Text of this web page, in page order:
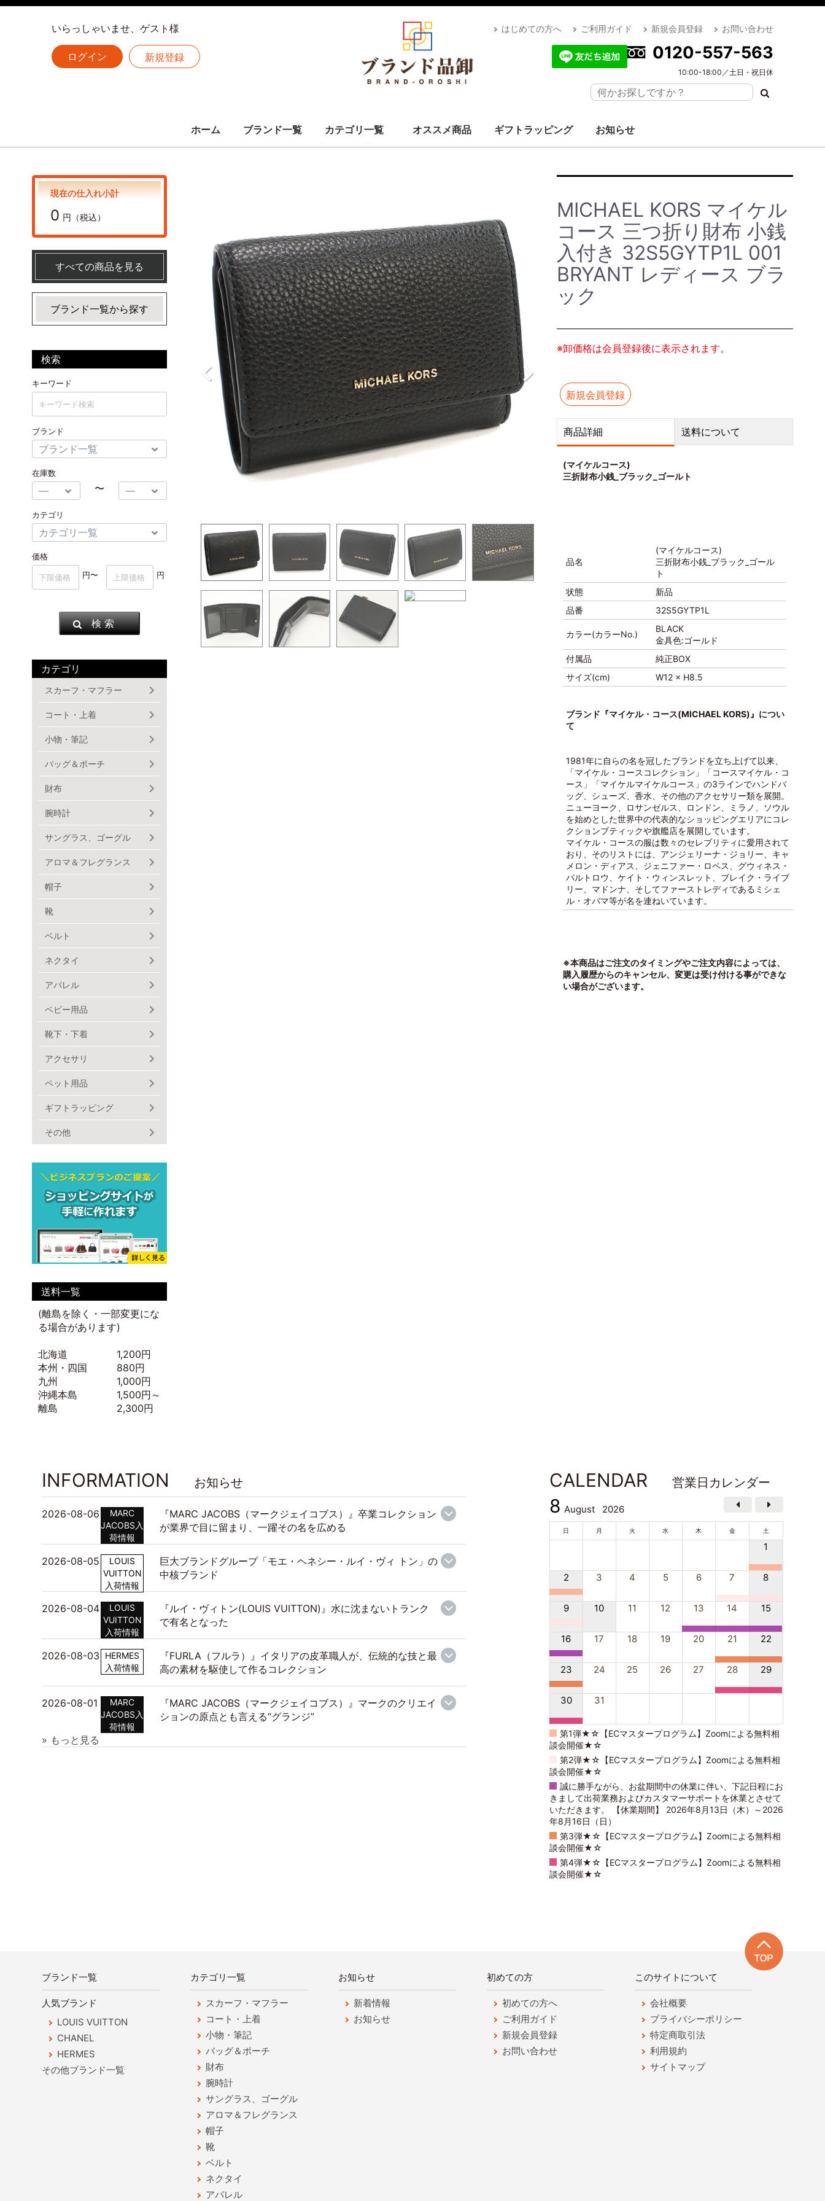
いらっしゃいませ、ゲスト様
ログイン 新規登録
はじめての方へ ご利用ガイド 新規会員登録 お問い合わせ
0120-557-563
10:00-18:00／土日・祝日休
ホーム ブランド一覧 カテゴリ一覧
スカーフ・マフラー
コート・上着
小物・筆記
バッグ＆ポーチ
財布
腕時計
サングラス、ゴーグル
アロマ＆フレグランス
帽子
靴
ベルト
ネクタイ
アパレル
ベビー用品
靴下・下着
アクセサリ
ペット用品
ギフトラッピング
その他
ALEXANDRE DE PARIS
BRIEFING FONDATION LOUIS VUITTON
CANADA GOOSE
UGG
Stefano Corsini
CAPE HORN
ZANELLATO
IL BISONTE
Vivienne Westwood
GIANNI CHIARINI
CARBOTTI
THENORTHFACE
Advisor
Kahler
Arabia
PATOU
Mackage
Satellite
Carhartt
Banyan's Visa Bay
CUTTER&BUCK
MARKET
PHARMACY
MC2 SAINT
GIORGIO ARMANI
STONEISLAND
YUZEFI
J&M DAVIDSON
Vivienne Westwood
14BROS
STAMERRA
SEE BY CHLOE
PENDLETON
OPENING CEREMONY
MSGM
LACOSTE
Kiton
KAPPA GOLF
HYDROGEN
本間ゴルフ
GOLDEN GOOSE
FRED PERRY
EA7
DROLE DE MONSIEUR
CULTI
Conklin
BUNNIES BY THE BAY
BRUNELLO CUCINELLI
Brioni
BROOKLYN HAT
AVentiQuattrore
ARMANI EXCHANGEADIDAS BY STELLA MCCARTNEY
APEDE MOD
VALEXTRA
MM6
MAISON KITSUNE
ISABEL MARANT
Sara Burglar
Zeus+Dione
Alexander McQueen
MaxMara
Maison Margiela
NIKE
ROLEX
AMI PARIS
JIL SANDER
TOD's
OFF-WHITE
Chloé
MARNI
STELLA MCCARTNEY
CELINE
Karl Lagerfeld
MOOSE KNUCKLES
CANADA GOOSE COMME des GARÇONS
BALMAIN
KENZO
TOM FORD
LOEWE
USED
Dr.Martens
GREGORY
TOMMY HILFIGER
CHARLES JOURDAN
MISSONI
VERSACE
LANVAN
Lunaria Cashmere
WOOLRICH
Côte&Ciel
MONTECORE
MONCLER
MARIMEKKO
DIOR
MIUMIU
Ray-Ban
POLICE
LAVENHAM
VALENTINO
IL BISONTE
HUGO BOSS
TATRAS
Le Sport sac
GOYARD
GIVENCHY
FRANKIE MORELLO
BORGIOLI
GHERARDINI
MARC JACOBS
OUTLET
TORY BURCH
DUVETICA
GLENROYAL
BVLGARI
BURBERRY
BERLUTI
BOTTEGA VENETA
BALENCIAGA
RALPH LAUREN
PRIMA CLASSE
PRADA
Paul Smith
MICHAEL KORS
LONGCHAMP
JIMMY CHOO
JACK SPADE
Jacques Britt
GUCCI
FURLA
FERRAGAMO
FENDI
FELISI
DUNHILL
DOLCE&GABBANA D&G
DIESEL
Di Giorgio
COACH
Christian Louboutin
CALVIN KLEIN
BALLY
CADINI
FEILER
BARK
MCM
Saint Laurent
Orobianco
EMPORIO ARMANI
HERMES
CHANEL
LOUIS VUITTON
オススメ商品 ギフトラッピング お知らせ
現在の仕入れ小計
0 円（税込）
すべての商品を見る
ブランド一覧から探す
検索
キーワード
ブランド
在庫数
〜
カテゴリ
価格
円〜
円
検 索
カテゴリ
スカーフ・マフラー
コート・上着
小物・筆記
バッグ＆ポーチ
財布
腕時計
サングラス、ゴーグル
アロマ＆フレグランス
帽子
靴
ベルト
ネクタイ
アパレル
ベビー用品
靴下・下着
アクセサリ
ペット用品
ギフトラッピング
その他
送料一覧
(離島を除く・一部変更にな
る場合があります)
北海道 1,200円
本州・四国 880円
九州 1,000円
沖縄本島 1,500円～
離島 2,300円
MICHAEL KORS マイケル
コース 三つ折り財布 小銭
入付き 32S5GYTP1L 001
BRYANT レディース ブラ
ック
※卸価格は会員登録後に表示されます。
新規会員登録
商品詳細 送料について
(マイケルコース)
三折財布小銭_ブラック_ゴールト
品名
(マイケルコース)
三折財布小銭_ブラック_ゴール
ト
状態
新品
品番
32S5GYTP1L
カラー(カラーNo.)
BLACK
金具色:ゴールド
付属品
純正BOX
サイズ(cm)
W12 × H8.5
ブランド『マイケル・コース(MICHAEL KORS)』につい
て
1981年に自らの名を冠したブランドを立ち上げて以来、
「マイケル・コースコレクション」「コースマイケル・コ
ース」「マイケルマイケルコース」の3ラインでハンドバ
ッグ、シューズ、香水、その他のアクセサリー類を展開。
ニューヨーク、ロサンゼルス、ロンドン、ミラノ、ソウル
を始めとした世界中の代表的なショッピングエリアにコレ
クションブティックや旗艦店を展開しています。
マイケル・コースの服は数々のセレブリティに愛用されて
おり、そのリストには、アンジェリーナ・ジョリー、キャ
メロン・ディアス、ジェニファー・ロペス、グウィネス・
パルトロウ、ケイト・ウィンスレット、ブレイク・ライブ
リー、マドンナ、そしてファーストレディであるミシェ
ル・オバマ等が名を連ねいています。
※本商品はご注文のタイミングやご注文内容によっては、
購入履歴からのキャンセル、変更は受け付ける事ができな
い場合がございます。
INFORMATION お知らせ
2026-08-06
MARC
JACOBS入
荷情報
『MARC JACOBS（マークジェイコブス）』卒業コレクション
が業界で目に留まり、一躍その名を広める
2026-08-05
LOUIS
VUITTON
入荷情報
巨大ブランドグループ「モエ・ヘネシー・ルイ・ヴィ トン」の
中核ブランド
2026-08-04
LOUIS
VUITTON
入荷情報
『ルイ・ヴィトン(LOUIS VUITTON)』水に沈まないトランク
で有名となった
2026-08-03
HERMES
入荷情報
『FURLA（フルラ）』イタリアの皮革職人が、伝統的な技と最
高の素材を駆使して作るコレクション
2026-08-01
MARC
JACOBS入
荷情報
『MARC JACOBS（マークジェイコブス）』マークのクリエイ
ションの原点とも言える“グランジ”
» もっと見る
CALENDAR 営業日カレンダー
8 August 2026
日 月 火 水 木 金 土
1
2 3 4 5 6 7 8
9 10 11 12 13 14 15
16 17 18 19 20 21 22
23 24 25 26 27 28 29
30 31
第1弾★☆【ECマスタープログラム】Zoomによる無料相
談会開催★☆
第2弾★☆【ECマスタープログラム】Zoomによる無料相
談会開催★☆
誠に勝手ながら、お盆期間中の休業に伴い、下記日程にお
きまして出荷業務およびカスタマーサポートを休業とさせて
いただきます。 【休業期間】 2026年8月13日（木）～2026
年8月16日（日）
第3弾★☆【ECマスタープログラム】Zoomによる無料相
談会開催★☆
第4弾★☆【ECマスタープログラム】Zoomによる無料相
談会開催★☆
ブランド一覧
人気ブランド
LOUIS VUITTON
CHANEL
HERMES
その他ブランド一覧
カテゴリ一覧
スカーフ・マフラー
コート・上着
小物・筆記
バッグ＆ポーチ
財布
腕時計
サングラス、ゴーグル
アロマ＆フレグランス
帽子
靴
ベルト
ネクタイ
アパレル
お知らせ
新着情報
お知らせ
初めての方
初めての方へ
ご利用ガイド
新規会員登録
お問い合わせ
このサイトについて
会社概要
プライバシーポリシー
特定商取引法
利用規約
サイトマップ